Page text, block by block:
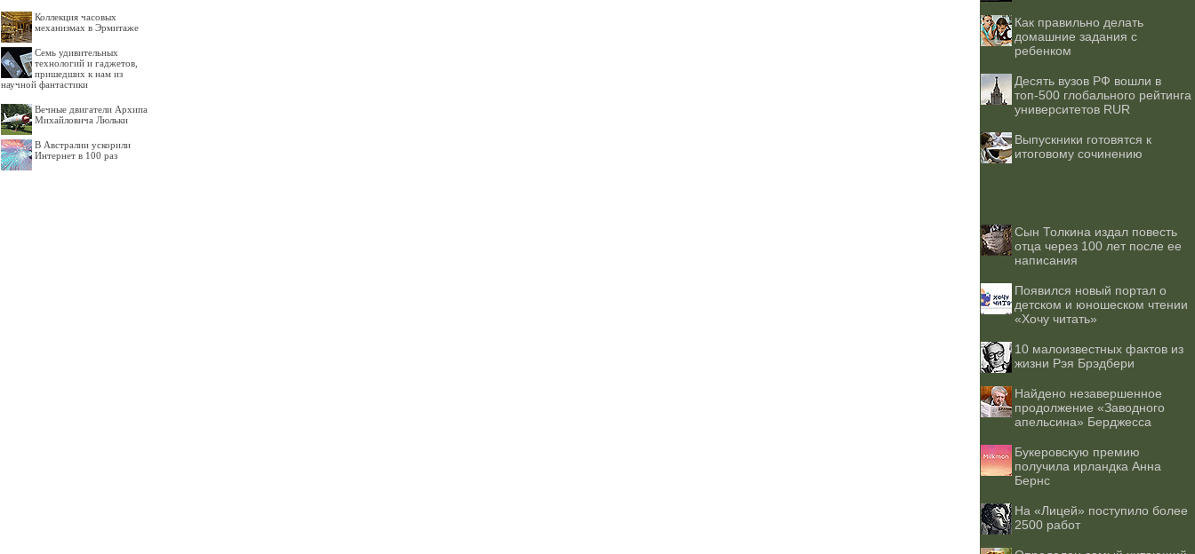
Коллекция часовых
механизмах в Эрмитаже
Семь удивительных
технологий и гаджетов,
пришедших к нам из
научной фантастики
Вечные двигатели Архипа
Михайловича Люльки
В Австралии ускорили
Интернет в 100 раз
Как правильно делать
домашние задания с
ребенком
Десять вузов РФ вошли в
топ-500 глобального рейтинга
университетов RUR
Выпускники готовятся к
итоговому сочинению
Сын Толкина издал повесть
отца через 100 лет после ее
написания
Появился новый портал о
детском и юношеском чтении
«Хочу читать»
10 малоизвестных фактов из
жизни Рэя Брэдбери
Найдено незавершенное
продолжение «Заводного
апельсина» Берджесса
Букеровскую премию
получила ирландка Анна
Бернс
На «Лицей» поступило более
2500 работ